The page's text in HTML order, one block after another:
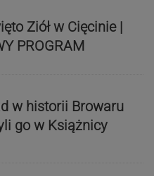
Ziół w Cięcinie |
PROGRAM
w historii Browaru
go w Książnicy